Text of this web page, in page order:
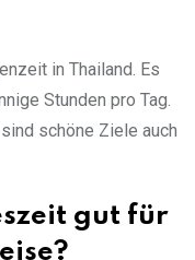
in Thailand. Es
Stunden pro Tag.
schöne Ziele auch
gut für